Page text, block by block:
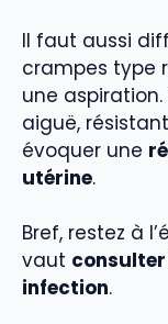
Il faut aussi
crampes type
une
aiguë,
évoquer une
utérine.
Bref, restez à
vaut
infection.